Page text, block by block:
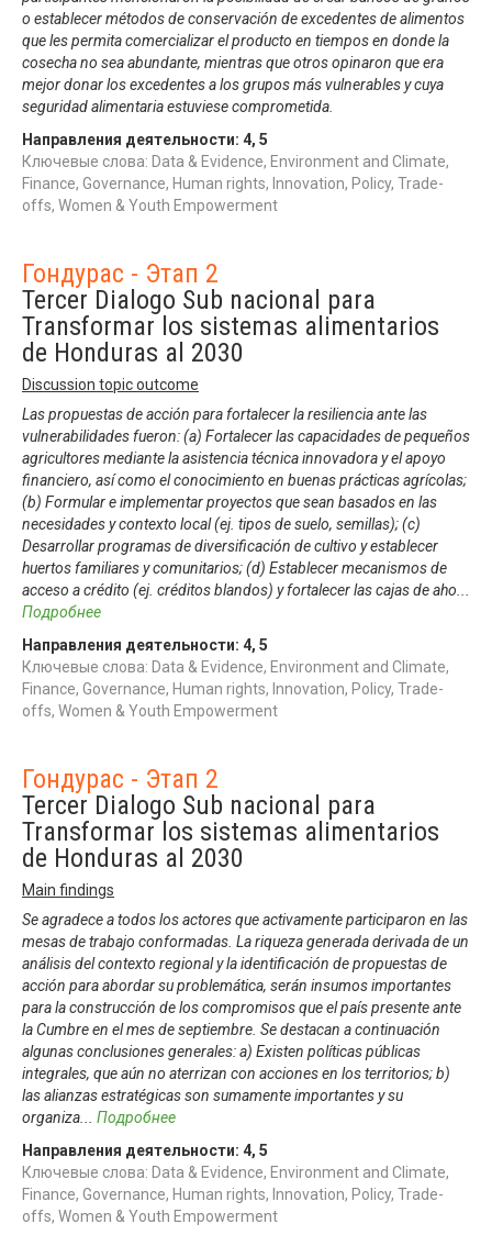
o establecer métodos de conservación de excedentes de alimentos
que les permita comercializar el producto en tiempos en donde la
cosecha no sea abundante, mientras que otros opinaron que era
mejor donar los excedentes a los grupos más vulnerables y cuya
seguridad alimentaria estuviese comprometida.
Направления деятельности: 4, 5
Ключевые слова: Data & Evidence, Environment and Climate,
Finance, Governance, Human rights, Innovation, Policy, Trade-
offs, Women & Youth Empowerment
Гондурас - Этап 2
Tercer Dialogo Sub nacional para
Transformar los sistemas alimentarios
de Honduras al 2030
Discussion topic outcome
Las propuestas de acción para fortalecer la resiliencia ante las
vulnerabilidades fueron: (a) Fortalecer las capacidades de pequeños
agricultores mediante la asistencia técnica innovadora y el apoyo
financiero, así como el conocimiento en buenas prácticas agrícolas;
(b) Formular e implementar proyectos que sean basados en las
necesidades y contexto local (ej. tipos de suelo, semillas); (c)
Desarrollar programas de diversificación de cultivo y establecer
huertos familiares y comunitarios; (d) Establecer mecanismos de
acceso a crédito (ej. créditos blandos) y fortalecer las cajas de aho
Подробнее
Направления деятельности: 4, 5
Ключевые слова: Data & Evidence, Environment and Climate,
Finance, Governance, Human rights, Innovation, Policy, Trade-
offs, Women & Youth Empowerment
Гондурас - Этап 2
Tercer Dialogo Sub nacional para
Transformar los sistemas alimentarios
de Honduras al 2030
Main findings
Se agradece a todos los actores que activamente participaron en las
mesas de trabajo conformadas. La riqueza generada derivada de un
análisis del contexto regional y la identificación de propuestas de
acción para abordar su problemática, serán insumos importantes
para la construcción de los compromisos que el país presente ante
la Cumbre en el mes de septiembre. Se destacan a continuación
algunas conclusiones generales: a) Existen políticas públicas
integrales, que aún no aterrizan con acciones en los territorios; b)
las alianzas estratégicas son sumamente importantes y su
organiza
Подробнее
Направления деятельности: 4, 5
Ключевые слова: Data & Evidence, Environment and Climate,
Finance, Governance, Human rights, Innovation, Policy, Trade-
offs, Women & Youth Empowerment